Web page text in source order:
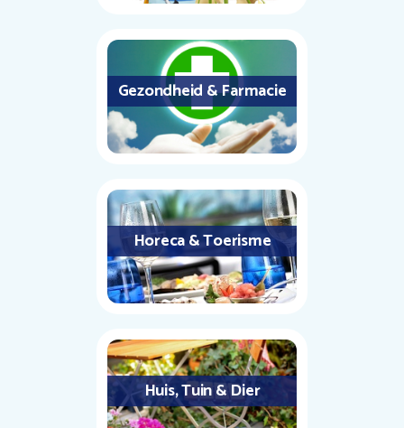
Gezondheid & Farmacie
Horeca & Toerisme
Huis, Tuin & Dier